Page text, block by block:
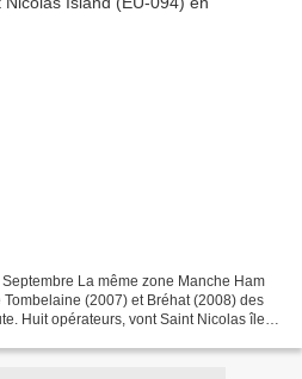
La même zone Manche Ham
(2007) et Bréhat (2008) des
Huit opérateurs, vont Saint Nicolas île